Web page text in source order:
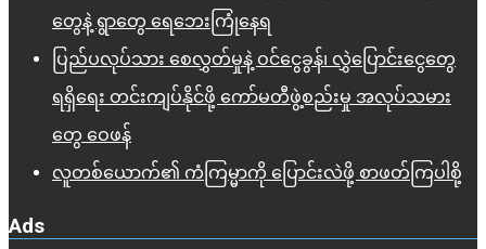
တွေနဲ့ ရွာတွေ ရေဘေးကြုံနေရ
ပြည်ပလုပ်သား စေလွှတ်မှုနဲ့ ဝင်ငွေခွန်၊ လွှဲပြောင်းငွေတွေ
ရရှိရေး တင်းကျပ်နိုင်ဖို့ ကော်မတီဖွဲ့စည်းမှု အလုပ်သမား
တွေ ဝေဖန်
လူတစ်ယောက်၏ ကံကြမ္မာကို ပြောင်းလဲဖို့ စာဖတ်ကြပါစို့
Ads